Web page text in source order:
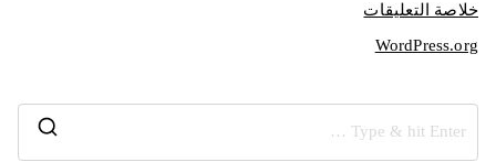
خلاصة التعليقات
WordPress.org